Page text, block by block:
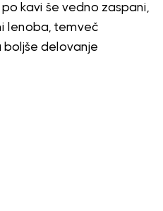
po kavi še vedno zaspani,
lenoba, temveč
delovanje